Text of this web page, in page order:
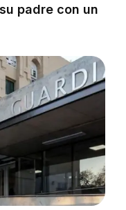
padre con un